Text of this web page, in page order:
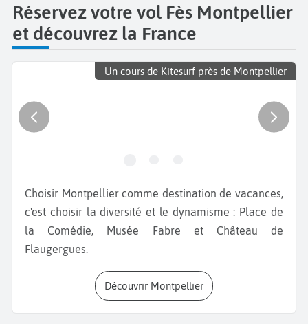
Réservez votre vol Fès Montpellier
et découvrez la France
Un cours de Kitesurf près de Montpellier
Choisir Montpellier comme destination de vacances,
c'est choisir la diversité et le dynamisme : Place de
la Comédie, Musée Fabre et Château de
Flaugergues.
Découvrir Montpellier